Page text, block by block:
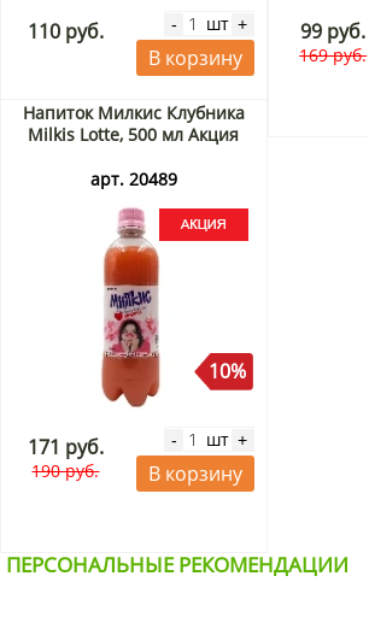
110 руб. - шт +
В корзину
99 руб.
169 руб.
Напиток Милкис Клубника
Milkis Lotte, 500 мл Акция
арт. 20489
10%
171 руб.
190 руб.
- шт +
В корзину
ПЕРСОНАЛЬНЫЕ РЕКОМЕНДАЦИИ